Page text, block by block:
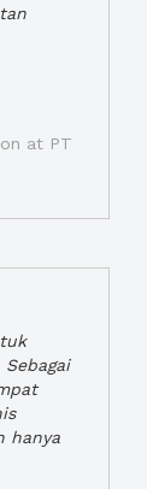
at PT
hanya